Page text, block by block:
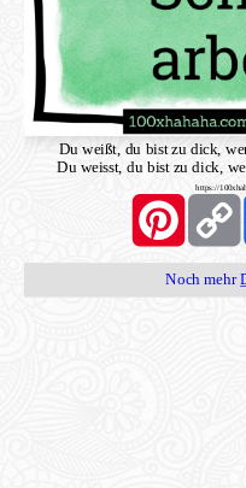
Du weißt, du bist zu dick,
Du weisst, du bist zu dick,
https://
Pinterest
Noch mehr